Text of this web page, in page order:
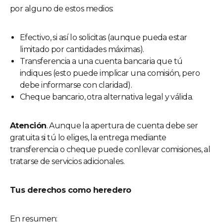
por alguno de estos medios:
Efectivo, si así lo solicitas (aunque pueda estar
limitado por cantidades máximas).
Transferencia a una cuenta bancaria que tú
indiques (esto puede implicar una comisión, pero
debe informarse con claridad).
Cheque bancario, otra alternativa legal y válida.
Atención. Aunque la apertura de cuenta debe ser
gratuita si tú lo eliges, la entrega mediante
transferencia o cheque puede conllevar comisiones, al
tratarse de servicios adicionales.
Tus derechos como heredero
En resumen: